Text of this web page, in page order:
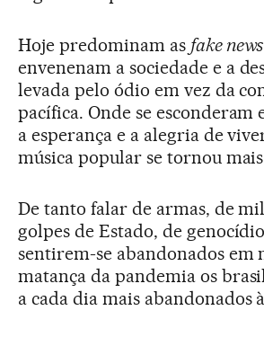
Hoje predominam as fake news
envenenam a sociedade e a
levada pelo ódio em vez da
pacífica. Onde se esconderam
a esperança e a alegria de
música popular se tornou
De tanto falar de armas, de
golpes de Estado, de
sentirem-se abandonados em
matança da pandemia os
a cada dia mais abandonados